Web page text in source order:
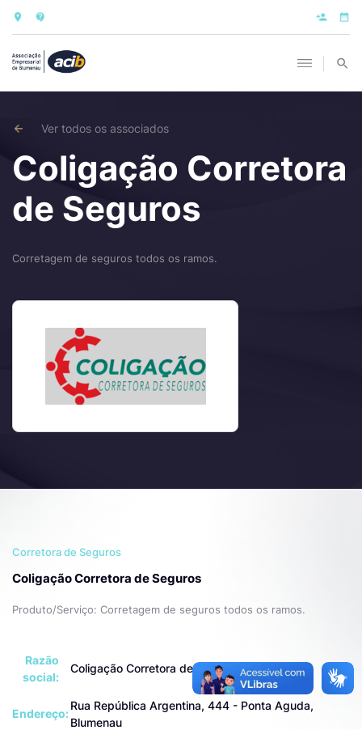
Ver todos os associados
Coligação Corretora
de Seguros
Corretagem de seguros todos os ramos.
Corretora de Seguros
Coligação Corretora de Seguros
Produto/Serviço: Corretagem de seguros todos os ramos.
Razão
social:
Coligação Corretora de Seguros S/A
Endereço:
Rua República Argentina, 444 - Ponta Aguda,
Blumenau